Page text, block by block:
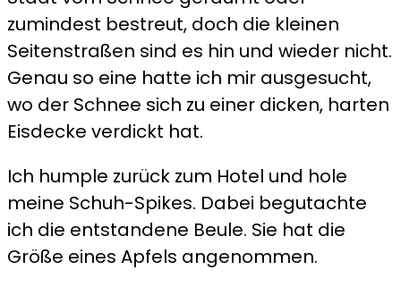
zumindest bestreut, doch die kleinen
Seitenstraßen sind es hin und wieder nicht.
Genau so eine hatte ich mir ausgesucht,
wo der Schnee sich zu einer dicken, harten
Eisdecke verdickt hat.
Ich humple zurück zum Hotel und hole
meine Schuh-Spikes. Dabei begutachte
ich die entstandene Beule. Sie hat die
Größe eines Apfels angenommen.